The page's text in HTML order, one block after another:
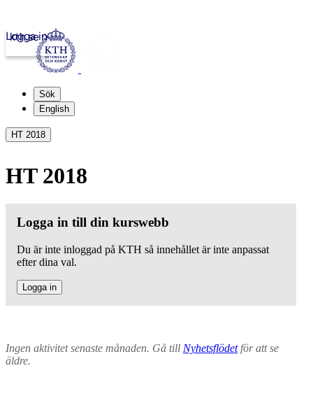
kth.se
Logga in
Sök
English
HT 2018
HT 2018
Logga in till din kurswebb
Du är inte inloggad på KTH så innehållet är inte anpassat
efter dina val.
Logga in
Ingen aktivitet senaste månaden. Gå till Nyhetsflödetför att se
äldre.